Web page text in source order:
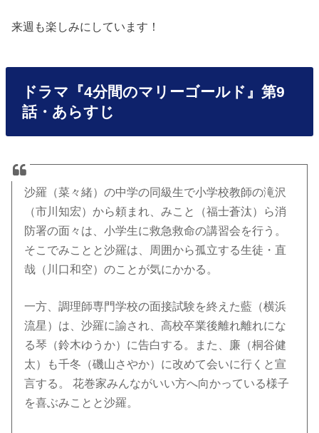
来週も楽しみにしています！
ドラマ『4分間のマリーゴールド』第9
話・あらすじ
沙羅（菜々緒）の中学の同級生で小学校教師の滝沢
（市川知宏）から頼まれ、みこと（福士蒼汰）ら消
防署の面々は、小学生に救急救命の講習会を行う。
そこでみことと沙羅は、周囲から孤立する生徒・直
哉（川口和空）のことが気にかかる。
一方、調理師専門学校の面接試験を終えた藍（横浜
流星）は、沙羅に諭され、高校卒業後離れ離れにな
る琴（鈴木ゆうか）に告白する。また、廉（桐谷健
太）も千冬（磯山さやか）に改めて会いに行くと宣
言する。 花巻家みんながいい方へ向かっている様子
を喜ぶみことと沙羅。